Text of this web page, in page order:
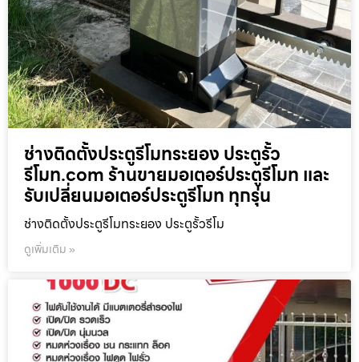
ช่างติดตั้งประตูรีโมทระยอง ประตูรั้ว
รีโมท.com ร้านขายมอเตอร์ประตูรีโมท และ
รับเปลี่ยนมอเตอร์ประตูรีโมท ทุกรุ่น
ช่างติดตั้งประตูรีโมทระยอง ประตูรั้วรีโม
ดูเพิ่มเติม »